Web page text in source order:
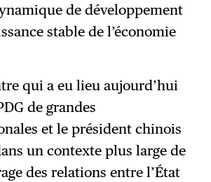
de développement
stable de l’économie
qui a eu lieu aujourd’hui
de grandes
et le président chinois
un contexte plus large de
des relations entre l’État